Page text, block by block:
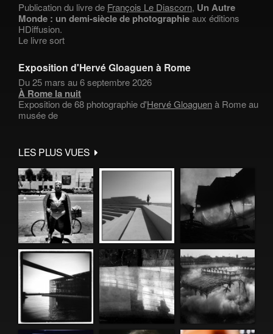
Publication du livre de François Le Diascorn, Un Autre
Monde : un demi-siècle de photographieaux éditions
HDiffusion.
Le livre sort
Exposition d'Hervé Gloaguen à Rome
Du 25 mars au 6 septembre 2026
À Rome la nuit
Exposition de 68 photographie d'Hervé Gloaguenà Rome au
musée de
LES PLUS VUES